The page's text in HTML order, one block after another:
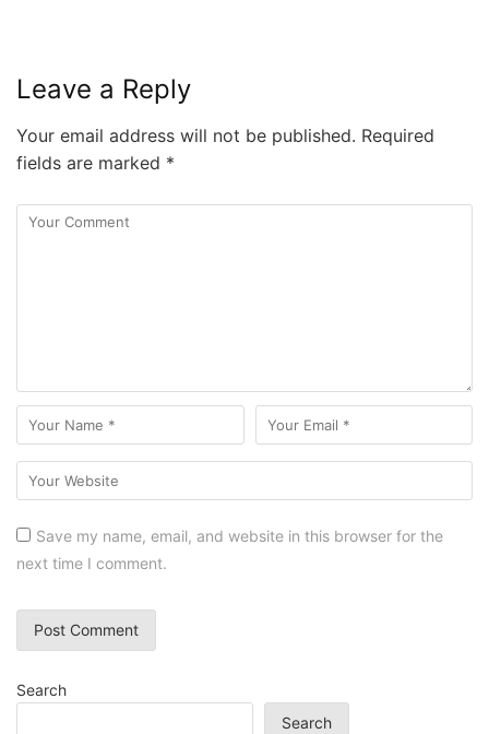
Leave a Reply
Your email address will not be published. Required
fields are marked *
Save my name, email, and website in this browser for the
next time I comment.
Search
Search